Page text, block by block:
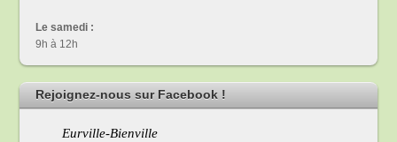
Le samedi :
9h à 12h
Rejoignez-nous sur Facebook !
Eurville-Bienville